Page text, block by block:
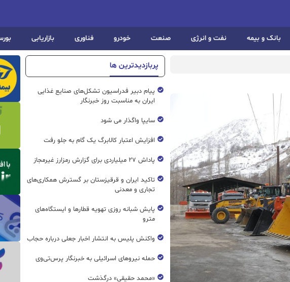
بانک و بیمه نفت و انرژی صنعت خودرو فناوری بازاریابی
پربازدیدترین ها
پیام دبیر فدراسیون تشکل‌های صنایع غذایی
ایران به مناسبت روز خبرنگار
سایپا واگذار می شود
افزایش اعتبار کالابرگ یک گام به جلو رفت
پاداش ۲۷ میلیاردی برای گزارش رمزارز غیرمجاز
تاکید ایران و قرقیزستان بر گسترش همکاری‌های
تجاری و معدنی
پایش شبانه روزی تهویه قطار‌ها و ایستگاه‌های
مترو
واکنش پلیس به انتشار اخبار جعلی درباره حجاب
حمله نیروهای اسرائیلی به خبرنگار پرس‌تی‌وی
«محمد حقیقی» درگذشت